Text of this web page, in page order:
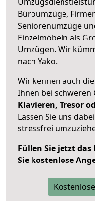
Büroumzüge,
Seniorenumzüge
Einzelmöbeln als
Umzügen. Wir
nach Yako.
Wir kennen auch
Ihnen bei schweren
Klavieren, Tresor
Lassen Sie uns
stressfrei
Füllen Sie jetzt
Sie kostenlose